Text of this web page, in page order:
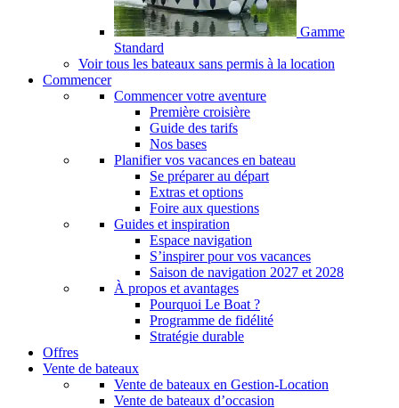
Gamme
Standard
Voir tous les bateaux sans permis à la location
Commencer
Commencer votre aventure
Première croisière
Guide des tarifs
Nos bases
Planifier vos vacances en bateau
Se préparer au départ
Extras et options
Foire aux questions
Guides et inspiration
Espace navigation
S’inspirer pour vos vacances
Saison de navigation 2027 et 2028
À propos et avantages
Pourquoi Le Boat ?
Programme de fidélité
Stratégie durable
Offres
Vente de bateaux
Vente de bateaux en Gestion-Location
Vente de bateaux d’occasion